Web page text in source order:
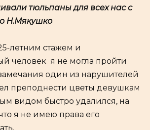
тюльпаны для всех нас с
Н.Мякушко
летним стажем и
человек я не могла пройти
один из нарушителей
преподнести цветы девушкам
видом быстро удалился, на
я не имею права его